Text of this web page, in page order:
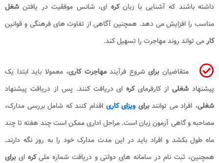
باشند که آشنایی با زبانکرهای، شانس موفقیت در یافتنشغل
را افزایش می دهد. همچنین آگاهی از تفاوت های فرهنگی و قوانین
می تواند روند مهاجرت را تسهیل کند.
متقاضیانبرایشروع فرآیندمهاجرت کاری، معمولا باید ابتدا یک
شغلیاز کارفرمایکرهای دریافت کنند. پس از دریافت پیشنهاد
، افراد می توانندبرایویزای کاری اقدام کنند که شامل بررسی مدارک،
و گاهی آزمون زبان است. مراحل اداری ممکن است چند هفته تا چند
طول بکشد و افراد باید در این مدت مدارک خود را به روز نگه دارند.
ثبت نام در سامانه های دولتی و دریافت شماره ملیکرهایبرای